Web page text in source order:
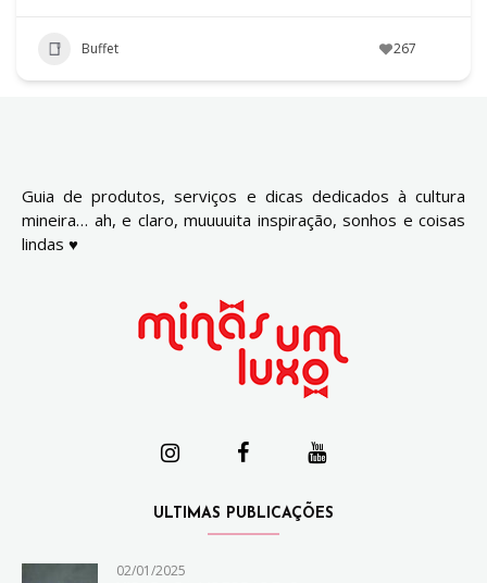
Buffet 267
Guia de produtos, serviços e dicas dedicados à cultura
mineira… ah, e claro, muuuuita inspiração, sonhos e coisas
lindas ♥
ULTIMAS PUBLICAÇÕES
02/01/2025